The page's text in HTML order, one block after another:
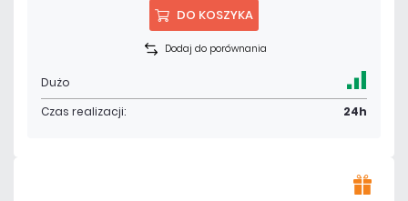
DO KOSZYKA
Dodaj do porównania
Dużo
Czas realizacji:
24h